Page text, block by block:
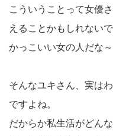
こういうことって女優
えることかもしれないで
かっこいい女の人だな
そんなユキさん、実は
ですよね。
だからか私生活がどん